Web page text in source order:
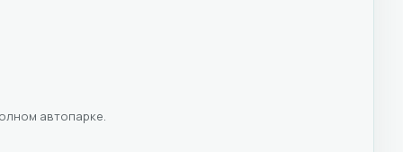
автопарке.